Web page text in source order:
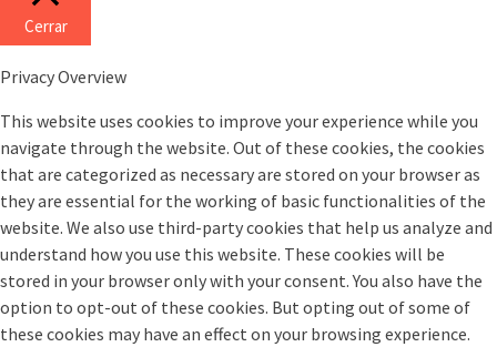
Cerrar
Privacy Overview
This website uses cookies to improve your experience while you
navigate through the website. Out of these cookies, the cookies
that are categorized as necessary are stored on your browser as
they are essential for the working of basic functionalities of the
website. We also use third-party cookies that help us analyze and
understand how you use this website. These cookies will be
stored in your browser only with your consent. You also have the
option to opt-out of these cookies. But opting out of some of
these cookies may have an effect on your browsing experience.